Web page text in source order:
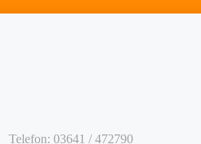
Telefon: 03641 / 472790